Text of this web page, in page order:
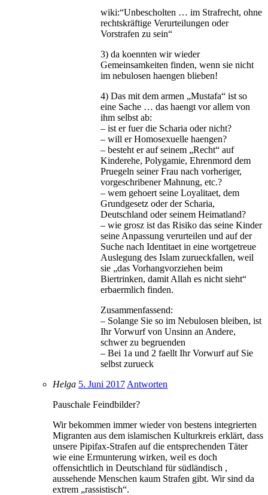
wiki:“Unbescholten … im Strafrecht, ohne
rechtskräftige Verurteilungen oder
Vorstrafen zu sein“
3) da koennten wir wieder
Gemeinsamkeiten finden, wenn sie nicht
im nebulosen haengen blieben!
4) Das mit dem armen „Mustafa“ ist so
eine Sache … das haengt vor allem von
ihm selbst ab:
– ist er fuer die Scharia oder nicht?
– will er Homosexuelle haengen?
– besteht er auf seinem „Recht“ auf
Kinderehe, Polygamie, Ehrenmord dem
Pruegeln seiner Frau nach vorheriger,
vorgeschribener Mahnung, etc.?
– wem gehoert seine Loyalitaet, dem
Grundgesetz oder der Scharia,
Deutschland oder seinem Heimatland?
– wie grosz ist das Risiko das seine Kinder
seine Anpassung verurteilen und auf der
Suche nach Identitaet in eine wortgetreue
Auslegung des Islam zurueckfallen, weil
sie „das Vorhangvorziehen beim
Biertrinken, damit Allah es nicht sieht“
erbaermlich finden.
Zusammenfassend:
– Solange Sie so im Nebulosen bleiben, ist
Ihr Vorwurf von Unsinn an Andere,
schwer zu begruenden
– Bei 1a und 2 faellt Ihr Vorwurf auf Sie
selbst zurueck
Helga 5. Juni 2017 Antworten
Pauschale Feindbilder?
Wir bekommen immer wieder von bestens integrierten
Migranten aus dem islamischen Kulturkreis erklärt, dass
unsere Pipifax-Strafen auf die entsprechenden Täter
wie eine Ermunterung wirken, weil es doch
offensichtlich in Deutschland für südländisch ,
aussehende Menschen kaum Strafen gibt. Wir sind da
extrem „rassistisch“.